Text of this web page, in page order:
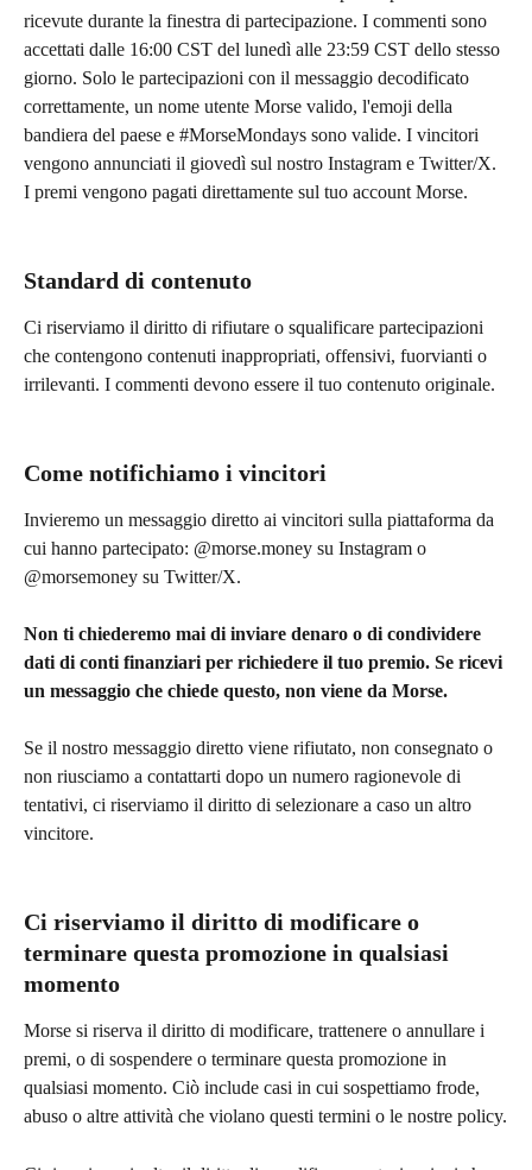
ricevute durante la finestra di partecipazione. I commenti sono
accettati dalle 16:00 CST del lunedì alle 23:59 CST dello stesso
giorno. Solo le partecipazioni con il messaggio decodificato
correttamente, un nome utente Morse valido, l'emoji della
bandiera del paese e #MorseMondays sono valide. I vincitori
vengono annunciati il giovedì sul nostro Instagram e Twitter/X.
I premi vengono pagati direttamente sul tuo account Morse.
Standard di contenuto
Ci riserviamo il diritto di rifiutare o squalificare partecipazioni
che contengono contenuti inappropriati, offensivi, fuorvianti o
irrilevanti. I commenti devono essere il tuo contenuto originale.
Come notifichiamo i vincitori
Invieremo un messaggio diretto ai vincitori sulla piattaforma da
cui hanno partecipato: @morse.money su Instagram o
@morsemoney su Twitter/X.
Non ti chiederemo mai di inviare denaro o di condividere
dati di conti finanziari per richiedere il tuo premio. Se ricevi
un messaggio che chiede questo, non viene da Morse.
Se il nostro messaggio diretto viene rifiutato, non consegnato o
non riusciamo a contattarti dopo un numero ragionevole di
tentativi, ci riserviamo il diritto di selezionare a caso un altro
vincitore.
Ci riserviamo il diritto di modificare o
terminare questa promozione in qualsiasi
momento
Morse si riserva il diritto di modificare, trattenere o annullare i
premi, o di sospendere o terminare questa promozione in
qualsiasi momento. Ciò include casi in cui sospettiamo frode,
abuso o altre attività che violano questi termini o le nostre policy.